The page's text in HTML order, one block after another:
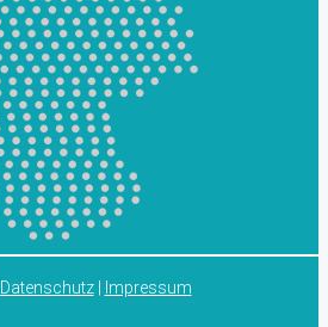
Datenschutz| Impressum